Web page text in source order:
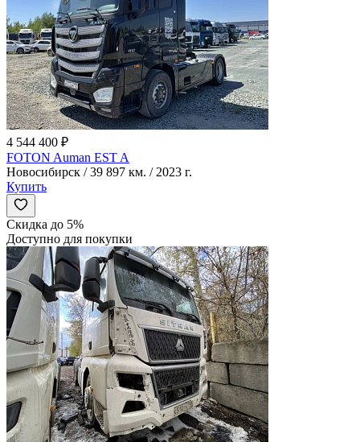
4 544 400 ₽
FOTON Auman EST A
Новосибирск / 39 897 км. / 2023 г.
Купить
Скидка до 5%
Доступно для покупки